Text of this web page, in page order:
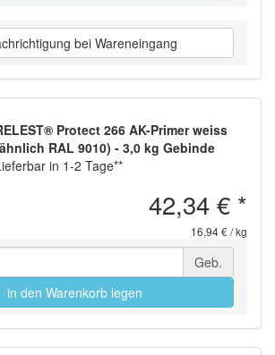
bei Wareneingang
Protect 266 AK-Primer weiss
RAL 9010) - 3,0 kg Gebinde
in 1-2 Tage**
42,34 € *
16,94 € / kg
Geb.
in den Warenkorb legen